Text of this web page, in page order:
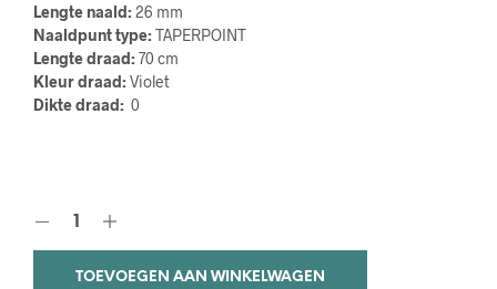
Lengte naald:26 mm
Naaldpunt type:TAPERPOINT
Lengte draad:70 cm
Kleur draad:Violet
Dikte draad: 0
TOEVOEGEN AAN WINKELWAGEN